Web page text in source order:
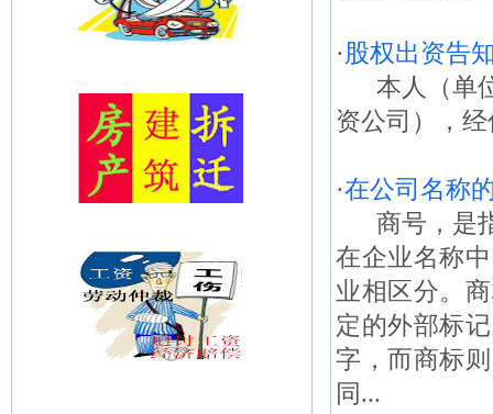
·股权出资告
本人（单
资公司），
·在公司名称
商号，是指
在企业名称
业相区分。
定的外部标
字，而商标
同...